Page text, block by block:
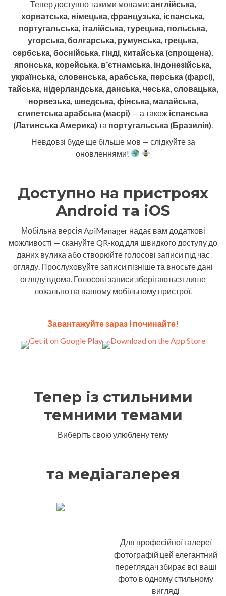
Тепер доступно такими мовами: англійська,
хорватська, німецька, французька, іспанська,
португальська, італійська, турецька, польська,
угорська, болгарська, румунська, грецька,
сербська, боснійська, гінді, китайська (спрощена),
японська, корейська, вʼєтнамська, індонезійська,
українська, словенська, арабська, перська (фарсі),
тайська, нідерландська, данська, чеська, словацька,
норвезька, шведська, фінська, малайська,
єгипетська арабська (масрі) — а також іспанська
(Латинська Америка) та португальська (Бразилія).
Невдовзі буде ще більше мов — слідкуйте за
оновленнями!
Доступно на пристроях
Android та iOS
Мобільна версія ApiManager надає вам додаткові
можливості — скануйте QR-код для швидкого доступу до
даних вулика або створюйте голосові записи під час
огляду. Прослуховуйте записи пізніше та вносьте дані
огляду вдома. Голосові записи зберігаються лише
локально на вашому мобільному пристрої.
Завантажуйте зараз і починайте!
Тепер із стильними
темними темами
Виберіть свою улюблену тему
та медіагалерея
Для професійної галереї
фотографій цей елегантний
переглядач збирає всі ваші
фото в одному стильному
вигляді